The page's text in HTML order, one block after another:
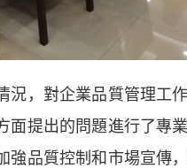
，對企業品質管理工
面提出的問題進行了專
品質控制和市場宣傳